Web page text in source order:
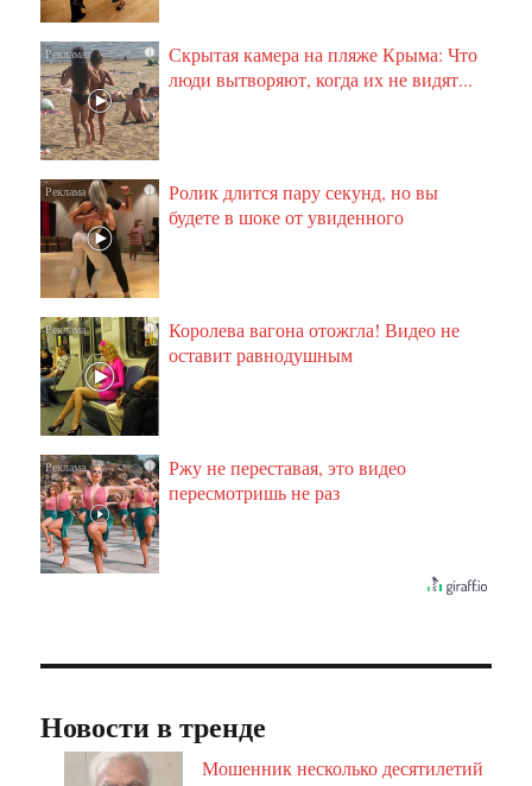
i
Скрытая камера на пляже Крыма: Что
люди вытворяют, когда их не видят...
i
Ролик длится пару секунд, но вы
будете в шоке от увиденного
i
Королева вагона отожгла! Видео не
оставит равнодушным
i
Ржу не переставая, это видео
пересмотришь не раз
Новости в тренде
Мошенник несколько десятилетий